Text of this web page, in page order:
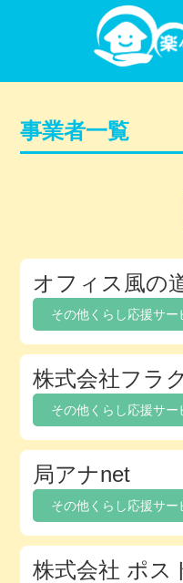
コンテンツに移動
事業者一覧
メ
ン
バ
ー
デ
ィ
ク
ト
リ
オフィス風の
その他くらし応援サー
株式会社フラ
その他くらし応援サー
局アナnet
その他くらし応援サー
株式会社 ポス